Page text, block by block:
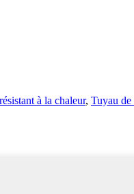
à la chaleur, Tuyau